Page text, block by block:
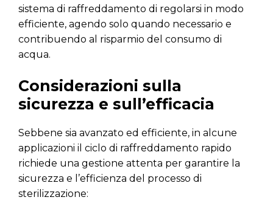
sistema di raffreddamento di regolarsi in modo
efficiente, agendo solo quando necessario e
contribuendo al risparmio del consumo di
acqua.
Considerazioni sulla
sicurezza e sull’efficacia
Sebbene sia avanzato ed efficiente, in alcune
applicazioni il ciclo di raffreddamento rapido
richiede una gestione attenta per garantire la
sicurezza e l’efficienza del processo di
sterilizzazione: